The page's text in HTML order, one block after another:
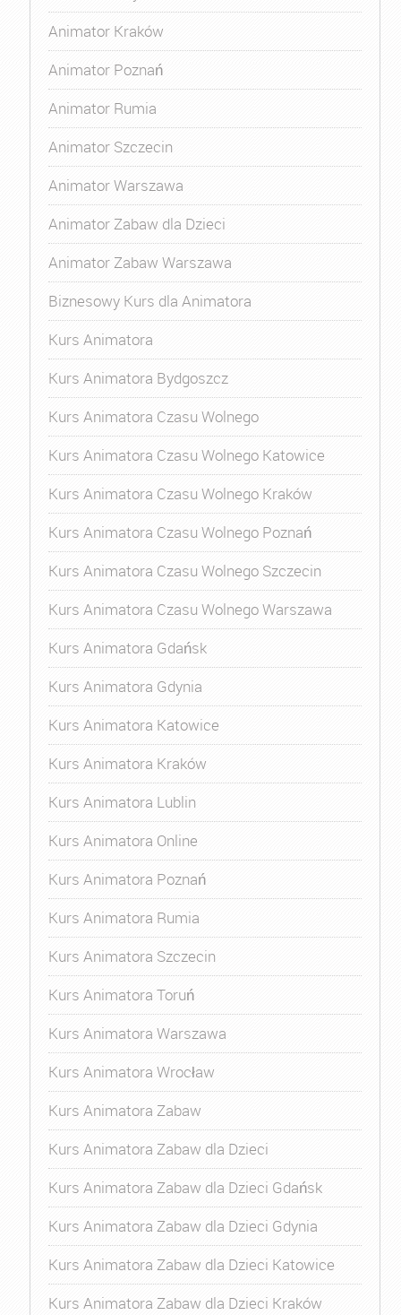
Animator Kraków
Animator Poznań
Animator Rumia
Animator Szczecin
Animator Warszawa
Animator Zabaw dla Dzieci
Animator Zabaw Warszawa
Biznesowy Kurs dla Animatora
Kurs Animatora
Kurs Animatora Bydgoszcz
Kurs Animatora Czasu Wolnego
Kurs Animatora Czasu Wolnego Katowice
Kurs Animatora Czasu Wolnego Kraków
Kurs Animatora Czasu Wolnego Poznań
Kurs Animatora Czasu Wolnego Szczecin
Kurs Animatora Czasu Wolnego Warszawa
Kurs Animatora Gdańsk
Kurs Animatora Gdynia
Kurs Animatora Katowice
Kurs Animatora Kraków
Kurs Animatora Lublin
Kurs Animatora Online
Kurs Animatora Poznań
Kurs Animatora Rumia
Kurs Animatora Szczecin
Kurs Animatora Toruń
Kurs Animatora Warszawa
Kurs Animatora Wrocław
Kurs Animatora Zabaw
Kurs Animatora Zabaw dla Dzieci
Kurs Animatora Zabaw dla Dzieci Gdańsk
Kurs Animatora Zabaw dla Dzieci Gdynia
Kurs Animatora Zabaw dla Dzieci Katowice
Kurs Animatora Zabaw dla Dzieci Kraków